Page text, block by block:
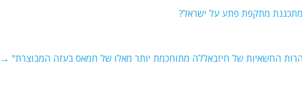
e
o
מתכננת מתקפת פתע על ישראל?
החשאיות של חיזבאללה מתוחכמת יותר מאלו של חמאס בעזה המבוצרת" →